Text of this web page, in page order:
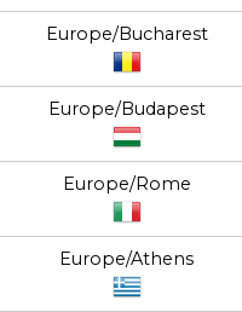
Europe/Bucharest
Europe/Budapest
Europe/Rome
Europe/Athens